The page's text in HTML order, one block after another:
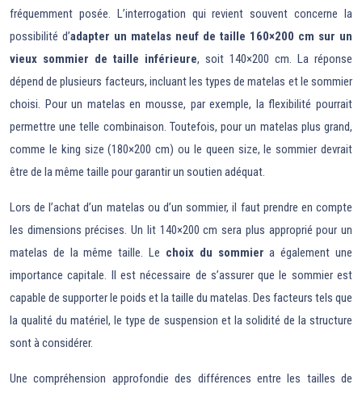
fréquemment posée. L’interrogation qui revient souvent concerne la
possibilité d’adapter un matelas neuf de taille 160×200 cm sur un
vieux sommier de taille inférieure, soit 140×200 cm. La réponse
dépend de plusieurs facteurs, incluant les types de matelas et le sommier
choisi. Pour un matelas en mousse, par exemple, la flexibilité pourrait
permettre une telle combinaison. Toutefois, pour un matelas plus grand,
comme le king size (180×200 cm) ou le queen size, le sommier devrait
être de la même taille pour garantir un soutien adéquat.
Lors de l’achat d’un matelas ou d’un sommier, il faut prendre en compte
les dimensions précises. Un lit 140×200 cm sera plus approprié pour un
matelas de la même taille. Le choix du sommier a également une
importance capitale. Il est nécessaire de s’assurer que le sommier est
capable de supporter le poids et la taille du matelas. Des facteurs tels que
la qualité du matériel, le type de suspension et la solidité de la structure
sont à considérer.
Une compréhension approfondie des différences entre les tailles de